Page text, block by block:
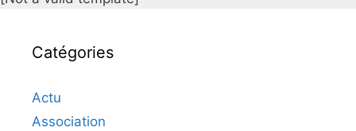
Catégories
Actu
Association